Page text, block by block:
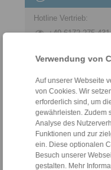
Verwendung von
Auf unserer Webseite
von Cookies. Wir
erforderlich sind, um
gewährleisten. Zudem
Analyse des
Funktionen und zur
ein. Diese optionalen
Besuch unserer
gestalten. Mehr
Hotline Vertrieb:
+49 6172 275-431
+49 6172 275-430
Werktags von 08:00